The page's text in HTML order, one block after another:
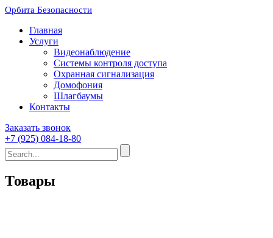
Орбита Безопасности
Главная
Услуги
Видеонаблюдение
Системы контроля доступа
Охранная сигнализация
Домофония
Шлагбаумы
Контакты
Заказать звонок
+7 (925) 084-18-80
Товары